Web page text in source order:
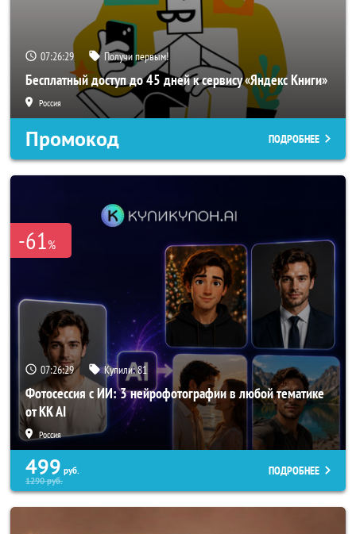
07:26:28 Получи первым!
Бесплатный доступ до 45 дней к сервису «Яндекс Книги»
Россия
Промокод ПОДРОБНЕЕ
-61%
07:26:28 Купили:81
Фотосессия с ИИ: 3 нейрофотографии в любой тематике
от KK AI
Россия
499 руб.
1290руб.
ПОДРОБНЕЕ